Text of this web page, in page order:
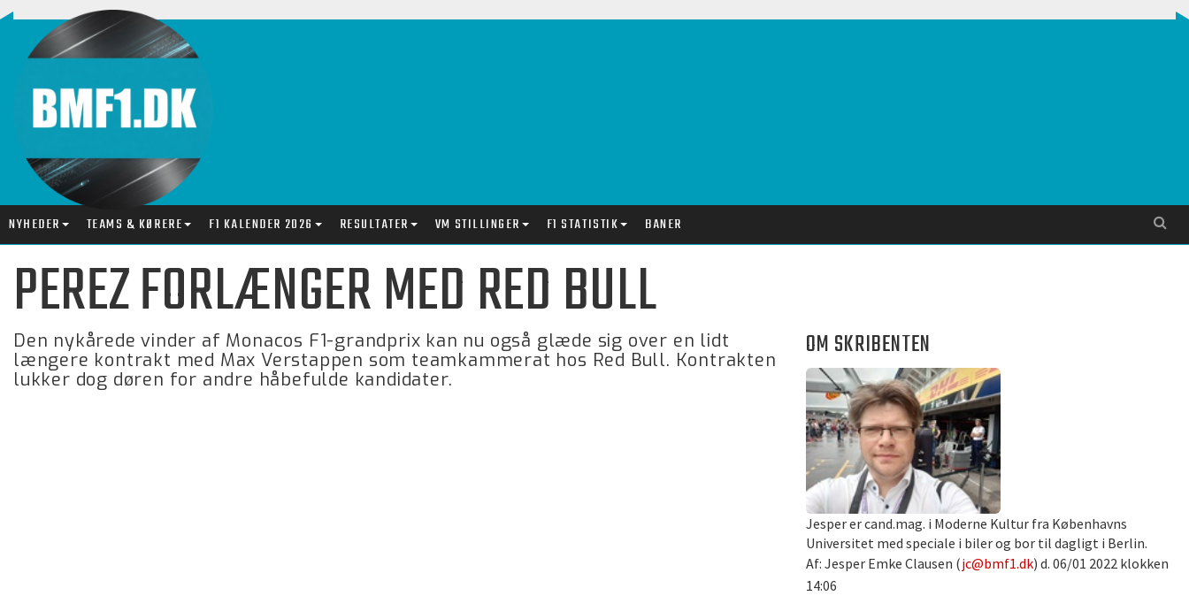
NYHEDER TEAMS & KØRERE F1 KALENDER 2026 RESULTATER VM STILLINGER F1 STATISTIK BANER
PEREZ FORLÆNGER MED RED BULL
Den nykårede vinder af Monacos F1-grandprix kan nu også glæde sig over en lidt
længere kontrakt med Max Verstappen som teamkammerat hos Red Bull. Kontrakten
lukker dog døren for andre håbefulde kandidater.
OM SKRIBENTEN
Jesper er cand.mag. i Moderne Kultur fra Københavns
Universitet med speciale i biler og bor til dagligt i Berlin.
Af: Jesper Emke Clausen (jc@bmf1.dk) d. 06/01 2022 klokken
14:06